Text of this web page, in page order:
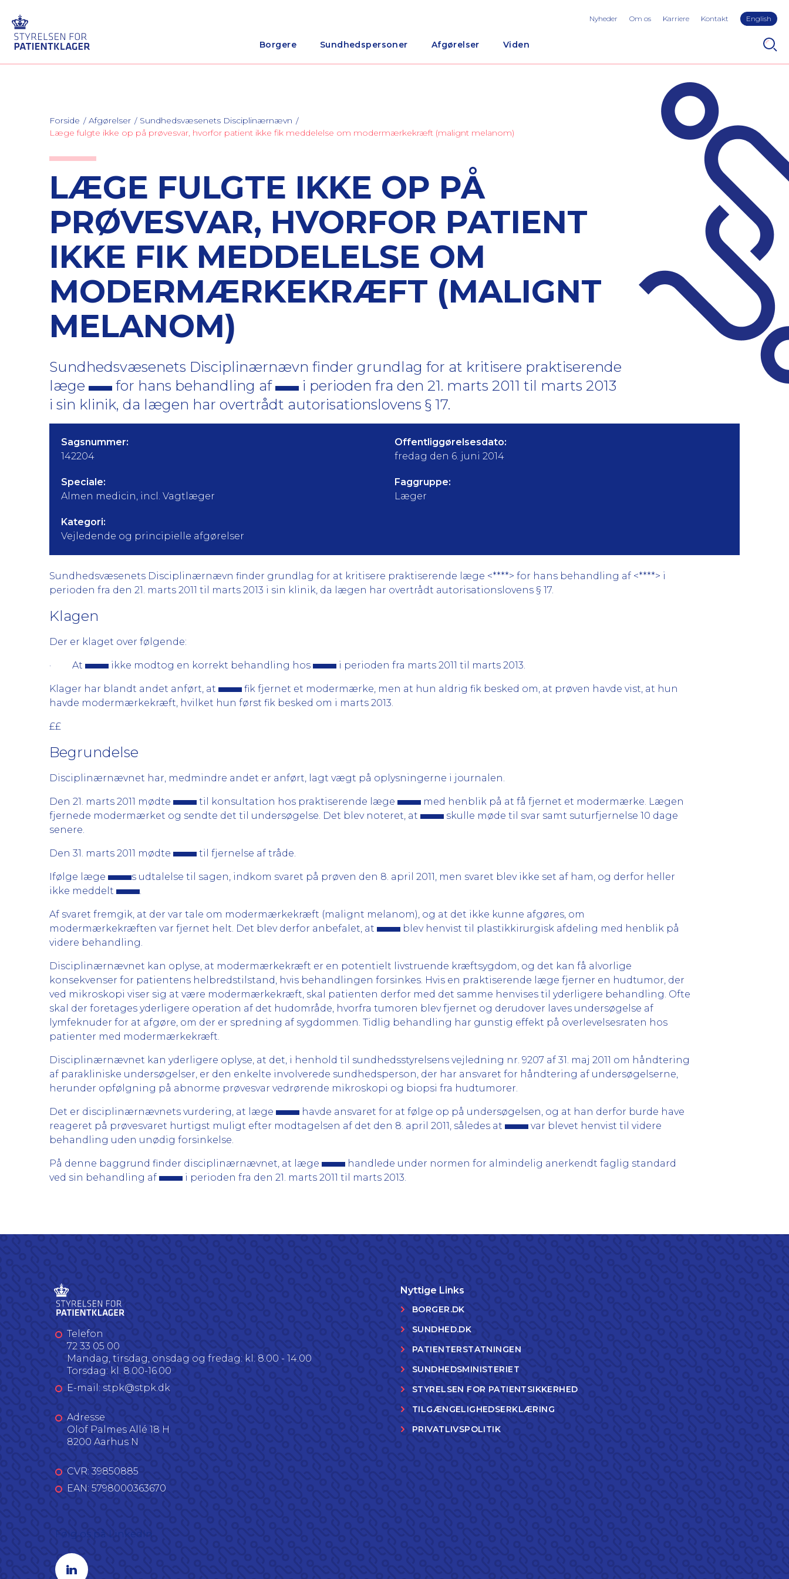
Borgere Sundhedspersoner Afgørelser Viden
Nyheder Om os Karriere Kontakt English
Forside Afgørelser
Sundhedsvæsenets Disciplinærnævn
Læge fulgte ikke op på prøvesvar, hvorfor patient ikke fik meddelelse om modermærkekræft (malignt melanom)
LÆGE FULGTE IKKE OP PÅ
PRØVESVAR, HVORFOR PATIENT
IKKE FIK MEDDELELSE OM
MODERMÆRKEKRÆFT (MALIGNT
MELANOM)
Sundhedsvæsenets Disciplinærnævn finder grundlag for at kritisere praktiserende
læge
for hans behandling af
i perioden fra den 21. marts 2011 til marts 2013
i sin klinik, da lægen har overtrådt autorisationslovens § 17.
Sagsnummer:
142204
Offentliggørelsesdato:
fredag den 6. juni 2014
Speciale:
Almen medicin, incl. Vagtlæger
Faggruppe:
Læger
Kategori:
Vejledende og principielle afgørelser
Sundhedsvæsenets Disciplinærnævn finder grundlag for at kritisere praktiserende læge <****> for hans behandling af <****> i
perioden fra den 21. marts 2011 til marts 2013 i sin klinik, da lægen har overtrådt autorisationslovens § 17.
Klagen
Der er klaget over følgende:
· At ikke modtog en korrekt behandling hos i perioden fra marts 2011 til marts 2013.
Klager har blandt andet anført, at
fik fjernet et modermærke, men at hun aldrig fik besked om, at prøven havde vist, at hun
havde modermærkekræft, hvilket hun først fik besked om i marts 2013.
££
Begrundelse
Disciplinærnævnet har, medmindre andet er anført, lagt vægt på oplysningerne i journalen.
Den 21. marts 2011 mødte til konsultation hos praktiserende læge
med henblik på at få fjernet et modermærke. Lægen
fjernede modermærket og sendte det til undersøgelse. Det blev noteret, at
skulle møde til svar samt suturfjernelse 10 dage
senere.
Den 31. marts 2011 mødte til fjernelse af tråde.
Ifølge læge
s udtalelse til sagen, indkom svaret på prøven den 8. april 2011, men svaret blev ikke set af ham, og derfor heller
ikke meddelt
.
Af svaret fremgik, at der var tale om modermærkekræft (malignt melanom), og at det ikke kunne afgøres, om
modermærkekræften var fjernet helt. Det blev derfor anbefalet, at
blev henvist til plastikkirurgisk afdeling med henblik på
videre behandling.
Disciplinærnævnet kan oplyse, at modermærkekræft er en potentielt livstruende kræftsygdom, og det kan få alvorlige
konsekvenser for patientens helbredstilstand, hvis behandlingen forsinkes. Hvis en praktiserende læge fjerner en hudtumor, der
ved mikroskopi viser sig at være modermærkekræft, skal patienten derfor med det samme henvises til yderligere behandling. Ofte
skal der foretages yderligere operation af det hudområde, hvorfra tumoren blev fjernet og derudover laves undersøgelse af
lymfeknuder for at afgøre, om der er spredning af sygdommen. Tidlig behandling har gunstig effekt på overlevelsesraten hos
patienter med modermærkekræft.
Disciplinærnævnet kan yderligere oplyse, at det, i henhold til sundhedsstyrelsens vejledning nr. 9207 af 31. maj 2011 om håndtering
af parakliniske undersøgelser, er den enkelte involverede sundhedsperson, der har ansvaret for håndtering af undersøgelserne,
herunder opfølgning på abnorme prøvesvar vedrørende mikroskopi og biopsi fra hudtumorer.
Det er disciplinærnævnets vurdering, at læge
havde ansvaret for at følge op på undersøgelsen, og at han derfor burde have
reageret på prøvesvaret hurtigst muligt efter modtagelsen af det den 8. april 2011, således at
var blevet henvist til videre
behandling uden unødig forsinkelse.
På denne baggrund finder disciplinærnævnet, at læge
handlede under normen for almindelig anerkendt faglig standard
ved sin behandling af
i perioden fra den 21. marts 2011 til marts 2013.
Telefon
72 33 05 00
Mandag, tirsdag, onsdag og fredag: kl. 8.00 - 14.00
Torsdag: kl. 8.00-16.00
E-mail: stpk@stpk.dk
Adresse
Olof Palmes Allé 18 H
8200 Aarhus N
CVR: 39850885
EAN: 5798000363670
Linkedin profil
Nyttige Links
BORGER.DK
SUNDHED.DK
PATIENTERSTATNINGEN
SUNDHEDSMINISTERIET
STYRELSEN FOR PATIENTSIKKERHED
TILGÆNGELIGHEDSERKLÆRING
PRIVATLIVSPOLITIK